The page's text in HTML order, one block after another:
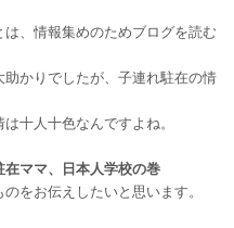
、情報集めのためブログを読む
かりでしたが、子連れ駐在の情
十人十色なんですよね。
ママ、日本人学校の巻
をお伝えしたいと思います。